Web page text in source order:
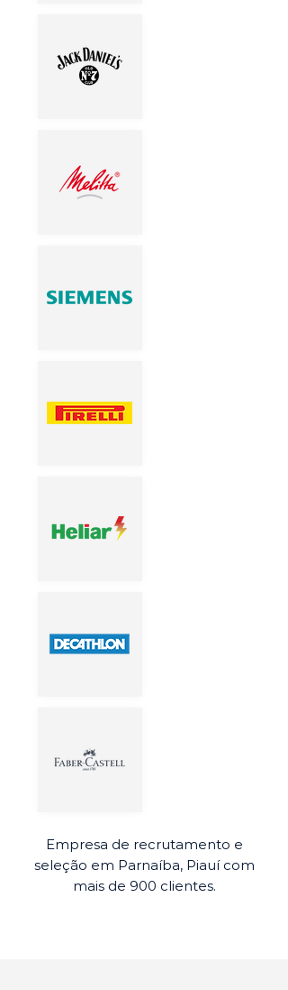
Empresa de recrutamento e
seleção em Parnaíba, Piauí com
mais de 900 clientes.